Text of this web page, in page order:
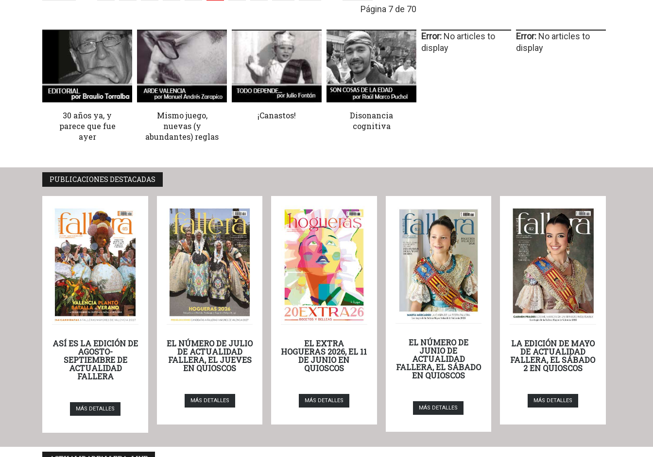
Página 7 de 70
30 años ya, y
parece que fue
ayer
Mismo juego,
nuevas (y
abundantes) reglas
¡Canastos!
Disonancia
cognitiva
Error: No articles to
display
Error: No articles to
display
PUBLICACIONES DESTACADAS
ASÍ ES LA EDICIÓN DE
AGOSTO-
SEPTIEMBRE DE
ACTUALIDAD
FALLERA
MÁS DETALLES
EL NÚMERO DE JULIO
DE ACTUALIDAD
FALLERA, EL JUEVES
EN QUIOSCOS
MÁS DETALLES
EL EXTRA
HOGUERAS 2026, EL 11
DE JUNIO EN
QUIOSCOS
MÁS DETALLES
EL NÚMERO DE
JUNIO DE
ACTUALIDAD
FALLERA, EL SÁBADO
EN QUIOSCOS
MÁS DETALLES
LA EDICIÓN DE MAYO
DE ACTUALIDAD
FALLERA, EL SÁBADO
2 EN QUIOSCOS
MÁS DETALLES